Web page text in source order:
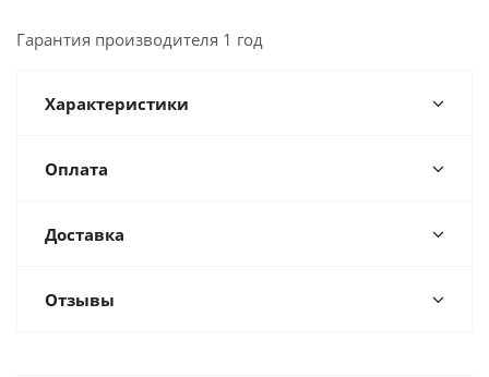
Гарантия производителя 1 год
Характеристики
Оплата
Доставка
Отзывы